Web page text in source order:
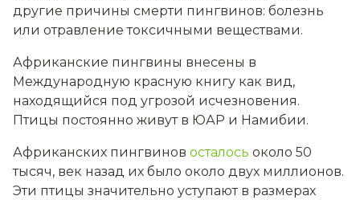
другие причины смерти пингвинов: болезнь
или отравление токсичными веществами.
Африканские пингвины внесены в
Международную красную книгу как вид,
находящийся под угрозой исчезновения.
Птицы постоянно живут в ЮАР и Намибии.
Африканских пингвинов осталось около 50
тысяч, век назад их было около двух миллионов.
Эти птицы значительно уступают в размерах